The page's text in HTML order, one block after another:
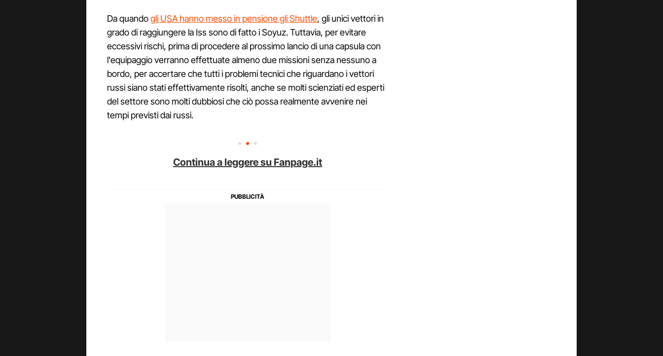
Da quandogli USA hanno messo in pensione gli Shuttle, gli unici vettori in
grado di raggiungere la Iss sono di fatto i Soyuz. Tuttavia, per evitare
eccessivi rischi, prima di procedere al prossimo lancio di una capsula con
l'equipaggio verranno effettuate almeno due missioni senza nessuno a
bordo, per accertare che tutti i problemi tecnici che riguardano i vettori
russi siano stati effettivamente risolti, anche se molti scienziati ed esperti
del settore sono molti dubbiosi che ciò possa realmente avvenire nei
tempi previsti dai russi.
Continua a leggere su Fanpage.it